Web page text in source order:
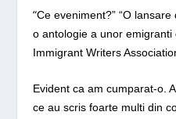
“Ce eveniment?” “O lansare
o antologie a unor
Immigrant Writers
Evident ca am cumparat-o.
ce au scris foarte multi din